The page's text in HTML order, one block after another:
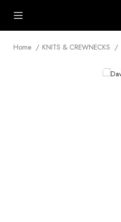
Home KNITS & CREWNECKS